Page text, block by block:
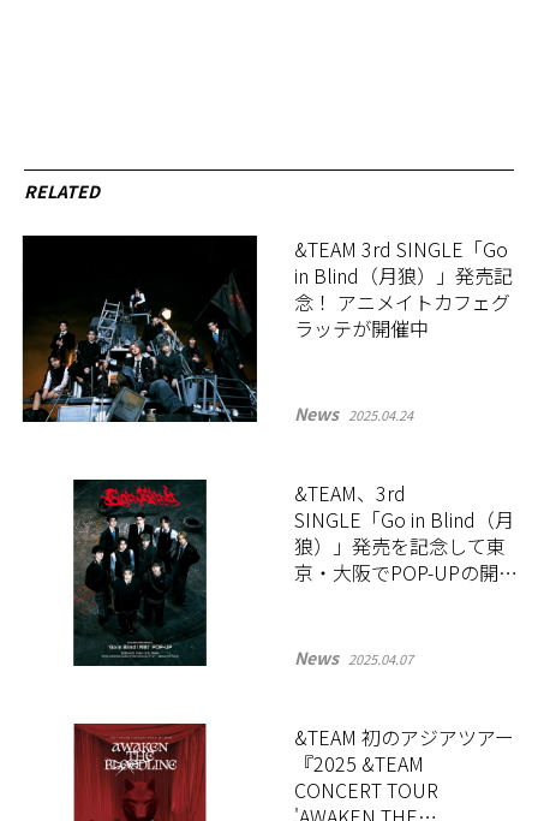
RELATED
&TEAM 3rd SINGLE「Go
in Blind（月狼）」発売記
念！ アニメイトカフェグ
ラッテが開催中
News 2025.04.24
&TEAM、3rd
SINGLE「Go in Blind（月
狼）」発売を記念して東
京・大阪でPOP-UPの開催
News 2025.04.07
&TEAM 初のアジアツアー
『2025 &TEAM
CONCERT TOUR